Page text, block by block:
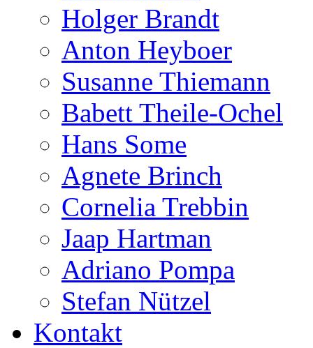
Holger Brandt
Anton Heyboer
Susanne Thiemann
Babett Theile-Ochel
Hans Some
Agnete Brinch
Cornelia Trebbin
Jaap Hartman
Adriano Pompa
Stefan Nützel
Kontakt